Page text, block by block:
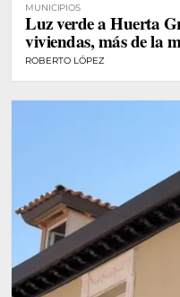
MUNICIPIOS
Luz verde a Huerta
viviendas, más de la
ROBERTO LÓPEZ